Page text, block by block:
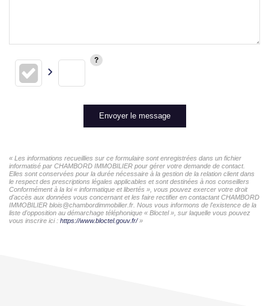
Envoyer le message
« Les informations recueillies sur ce formulaire sont enregistrées dans un fichier
informatisé par CHAMBORD IMMOBILIER pour gérer votre demande de contact.
Elles sont conservées pour la durée nécessaire à la gestion de la relation client dans
le respect des prescriptions légales applicables et sont destinées à nos conseillers
Conformément à la loi « informatique et libertés », vous pouvez exercer votre droit
d'accès aux données vous concernant et les faire rectifier en contactant CHAMBORD
IMMOBILIER blois@chambordimmobilier.fr. Nous vous informons de l'existence de la
liste d'opposition au démarchage téléphonique « Bloctel », sur laquelle vous pouvez
vous inscrire ici : https://www.bloctel.gouv.fr/»